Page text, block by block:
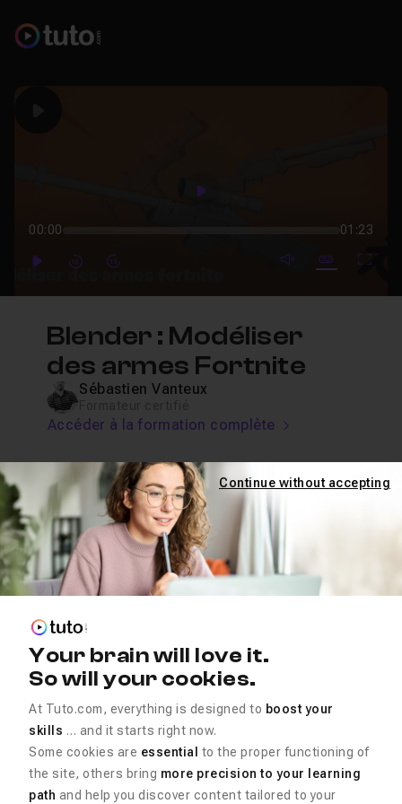
Play
00:00 01:23
PlayForwardForward mute video
Subtitles
Blender : Modéliser
des armes Fortnite
Sébastien Vanteux
Accéder à la formation complète